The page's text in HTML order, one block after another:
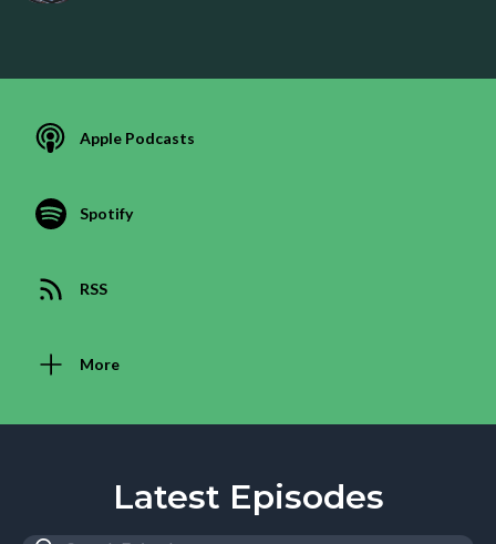
Apple Podcasts
Spotify
RSS
More
Latest Episodes